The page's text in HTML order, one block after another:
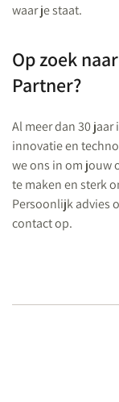
waar je staat.
Op zoek
Partner?
Al meer dan 30
innovatie en
we ons in om jouw
te maken en sterk
Persoonlijk advies
contact op.